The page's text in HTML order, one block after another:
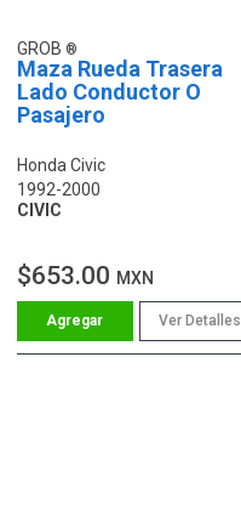
GROB
Maza Rueda Trasera
Lado Conductor O
Pasajero
Honda Civic
1992-2000
CIVIC
$653.00 MXN
Ver Detalles